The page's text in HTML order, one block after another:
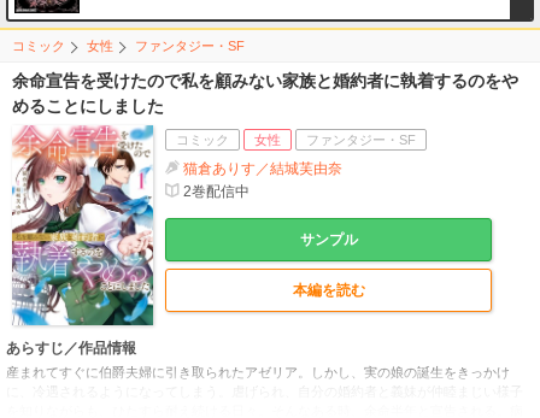
コミック 女性 ファンタジー・SF
余命宣告を受けたので私を顧みない家族と婚約者に執着するのをや
めることにしました
コミック 女性 ファンタジー・SF
猫倉ありす／結城芙由奈
2巻配信中
サンプル
本編を読む
あらすじ／作品情報
産まれてすぐに伯爵夫婦に引き取られたアゼリア。しかし、実の娘の誕生をきっかけ